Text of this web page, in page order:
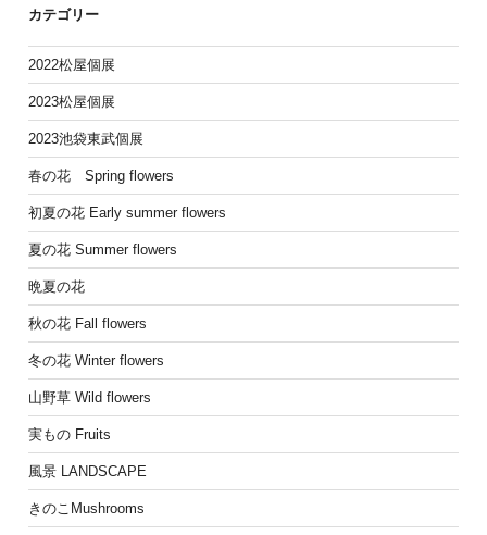
カテゴリー
2022松屋個展
2023松屋個展
2023池袋東武個展
春の花 Spring flowers
初夏の花 Early summer flowers
夏の花 Summer flowers
晩夏の花
秋の花 Fall flowers
冬の花 Winter flowers
山野草 Wild flowers
実もの Fruits
風景 LANDSCAPE
きのこMushrooms